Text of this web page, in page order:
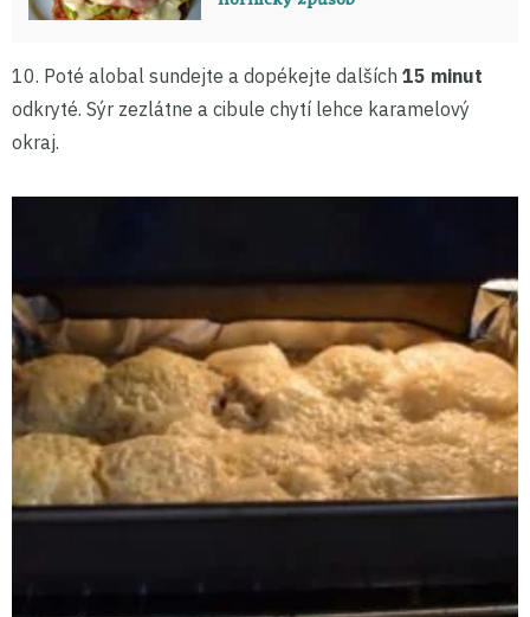
10. Poté alobal sundejte a dopékejte dalších 15 minut
odkryté. Sýr zezlátne a cibule chytí lehce karamelový
okraj.